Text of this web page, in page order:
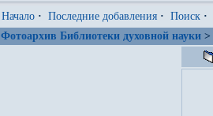
Начало · Последние добавления · Поиск ·
Фотоархив Библиотеки духовной науки >